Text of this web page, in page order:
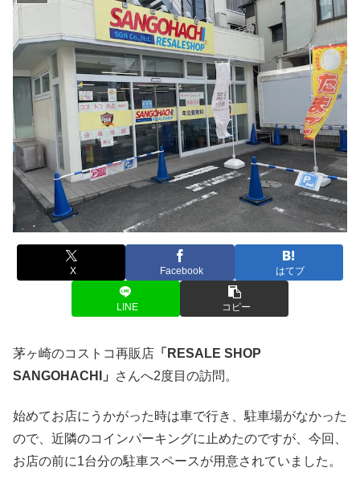
X Facebook はてブ
LINE コピー
茅ヶ崎のコストコ再販店 「RESALE SHOP
SANGOHACHI」
さんへ2度目の訪問。
始めてお店にうかがった時は車で行き、駐車場がなかった
ので、近隣のコインパーキングに止めたのですが、今回、
お店の前に1台分の駐車スペースが用意されていました。